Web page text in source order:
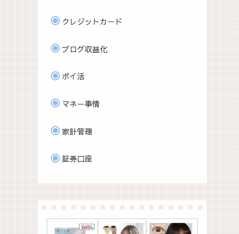
クレジットカード
ブログ収益化
ポイ活
マネー事情
家計管理
証券口座